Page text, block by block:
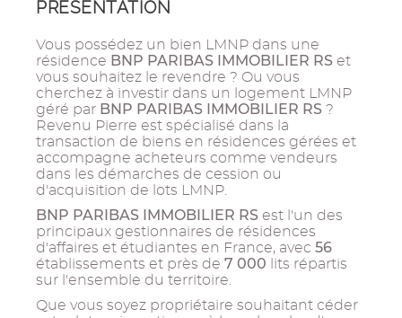
PRÉSENTATION
Vous possédez un bien LMNP dans une
résidence BNP PARIBAS IMMOBILIER RS et
vous souhaitez le revendre ? Ou vous
cherchez à investir dans un logement LMNP
géré par BNP PARIBAS IMMOBILIER RS ?
Revenu Pierre est spécialisé dans la
transaction de biens en résidences gérées et
accompagne acheteurs comme vendeurs
dans les démarches de cession ou
d'acquisition de lots LMNP.
BNP PARIBAS IMMOBILIER RS est l'un des
principaux gestionnaires de résidences
d'affaires et étudiantes en France, avec 56
établissements et près de 7 000 lits répartis
sur l'ensemble du territoire.
Que vous soyez propriétaire souhaitant céder